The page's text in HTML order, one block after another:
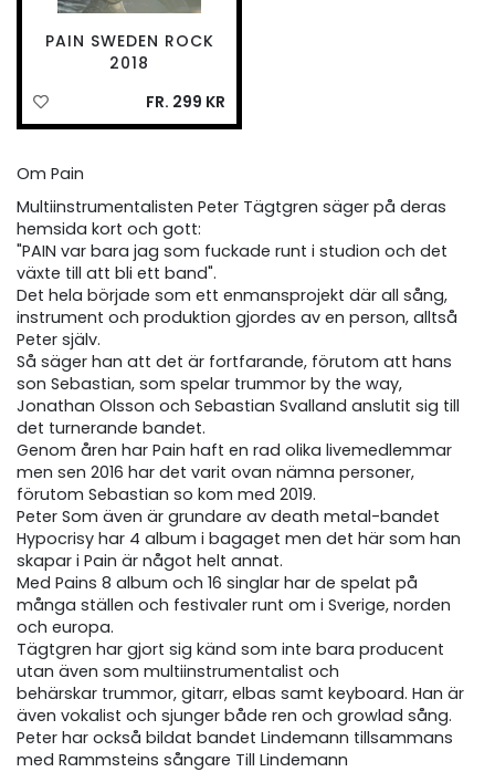
PAIN SWEDEN ROCK
2018
FR. 299 KR
Om Pain
Multiinstrumentalisten Peter Tägtgren säger på deras
hemsida kort och gott:
"PAIN var bara jag som fuckade runt i studion och det
växte till att bli ett band".
Det hela började som ett enmansprojekt där all sång,
instrument och produktion gjordes av en person, alltså
Peter själv.
Så säger han att det är fortfarande, förutom att hans
son Sebastian, som spelar trummor by the way,
Jonathan Olsson och Sebastian Svalland anslutit sig till
det turnerande bandet.
Genom åren har Pain haft en rad olika livemedlemmar
men sen 2016 har det varit ovan nämna personer,
förutom Sebastian so kom med 2019.
Peter Som även är grundare av death metal-bandet
Hypocrisy har 4 album i bagaget men det här som han
skapar i Pain är något helt annat.
Med Pains 8 album och 16 singlar har de spelat på
många ställen och festivaler runt om i Sverige, norden
och europa.
Tägtgren har gjort sig känd som inte bara producent
utan även som multiinstrumentalist och
behärskar trummor, gitarr, elbas samt keyboard. Han är
även vokalist och sjunger både ren och growlad sång.
Peter har också bildat bandet Lindemann tillsammans
med Rammsteins sångare Till Lindemann